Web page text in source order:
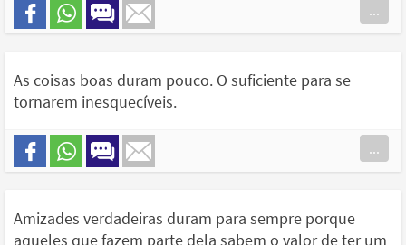
...
As coisas boas duram pouco. O suficiente para se
tornarem inesquecíveis.
...
Amizades verdadeiras duram para sempre porque
aqueles que fazem parte dela sabem o valor de ter um